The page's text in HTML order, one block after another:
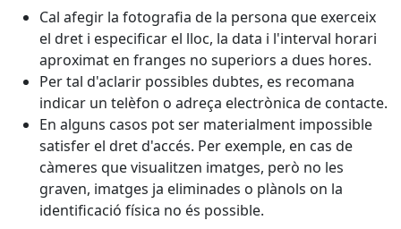
Cal afegir la fotografia de la persona que exerceix
el dret i especificar el lloc, la data i l'interval horari
aproximat en franges no superiors a dues hores.
Per tal d'aclarir possibles dubtes, es recomana
indicar un telèfon o adreça electrònica de contacte.
En alguns casos pot ser materialment impossible
satisfer el dret d'accés. Per exemple, en cas de
càmeres que visualitzen imatges, però no les
graven, imatges ja eliminades o plànols on la
identificació física no és possible.